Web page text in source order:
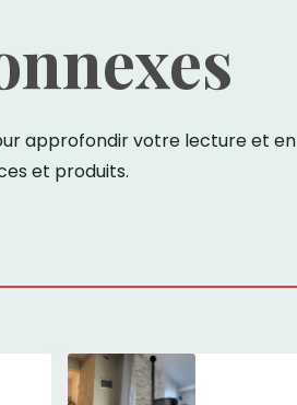
approfondir votre lecture et en
et produits.